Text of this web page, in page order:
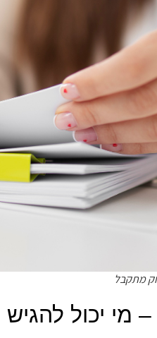
מתקבל
מי יכול להגיש